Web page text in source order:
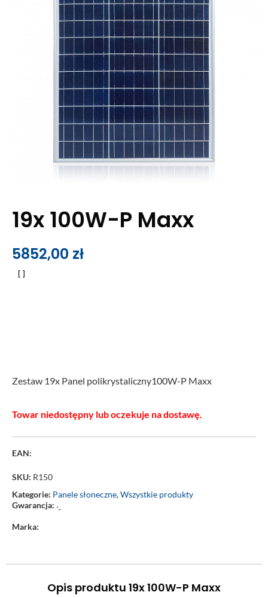
19x 100W-P Maxx
5852,00 zł
Zestaw 19x Panel polikrystaliczny100W-P Maxx
Towar niedostępny lub oczekuje na dostawę.
EAN:
SKU: R150
Kategorie: Panele słoneczne,Wszystkie produkty
Gwarancja: ‘-
Marka:
Opis produktu 19x 100W-P Maxx